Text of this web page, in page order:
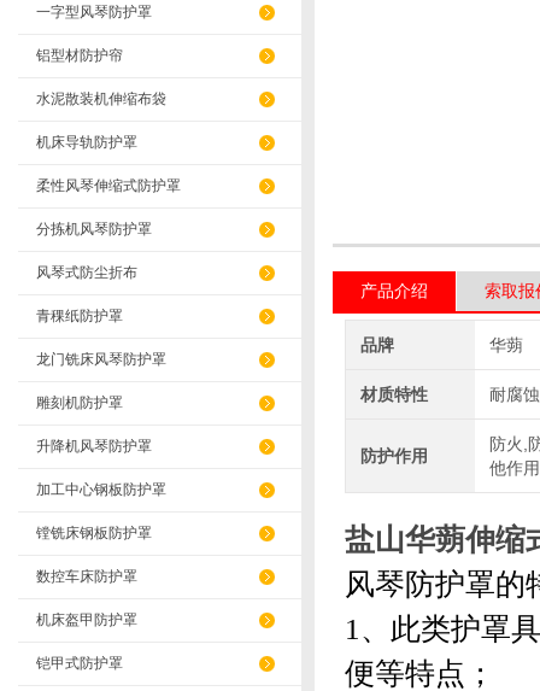
一字型风琴防护罩
铝型材防护帘
水泥散装机伸缩布袋
机床导轨防护罩
柔性风琴伸缩式防护罩
分拣机风琴防护罩
风琴式防尘折布
青稞纸防护罩
龙门铣床风琴防护罩
雕刻机防护罩
升降机风琴防护罩
加工中心钢板防护罩
镗铣床钢板防护罩
数控车床防护罩
机床盔甲防护罩
铠甲式防护罩
产品介绍 索取报
品牌 华蒴
材质特性 耐腐蚀
防护作用
防火,
他作用
盐山华蒴伸缩
风琴防护罩的
1、 此类护罩
便等特点；